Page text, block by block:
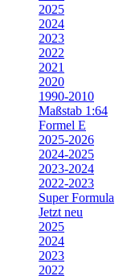
2025
2024
2023
2022
2021
2020
1990-2010
Maßstab 1:64
Formel E
2025-2026
2024-2025
2023-2024
2022-2023
Super Formula
Jetzt neu
2025
2024
2023
2022